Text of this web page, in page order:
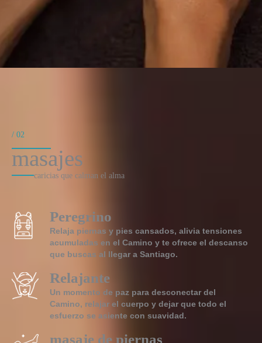
/ 02
masajes​
caricias que calman el alma
Peregrino
Relaja piernas y pies cansados, alivia tensiones
acumuladas en el Camino y te ofrece el descanso
que buscas al llegar a Santiago.
Relajante
Un momento de paz para desconectar del
Camino, relajar el cuerpo y dejar que todo el
esfuerzo se asiente con suavidad.
masaje de piernas